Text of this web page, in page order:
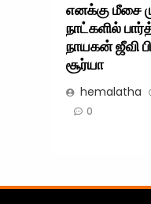
எனக்கு மீசை
நாட்களில்
நாயகன் ஜீவி
சூர்யா
hemalatha
0